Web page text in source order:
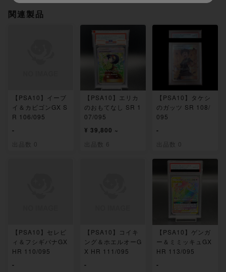
関連製品
【PSA10】イーブ
イ＆カビゴンGX S
R 106/095
-
出品数 0
【PSA10】エリカ
のおもてなし SR 1
07/095
¥ 39,800 ~
出品数 6
【PSA10】タケシ
のガッツ SR 108/
095
-
出品数 0
【PSA10】セレビ
ィ＆フシギバナGX
HR 110/095
-
【PSA10】コイキ
ング＆ホエルオーG
X HR 111/095
-
【PSA10】ゲンガ
ー＆ミミッキュGX
HR 113/095
-